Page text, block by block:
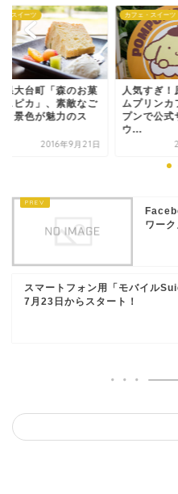
・スイーツ
県大台町「森のお菓
スピカ」、素敵なご
と景色が魅力のス
2016年9月21日
カフェ・スイーツ
人気すぎ！
ムプリンカ
プンで公式
ウ...
ワー
スマートフォン用「モバイル
7月23日からスタート！